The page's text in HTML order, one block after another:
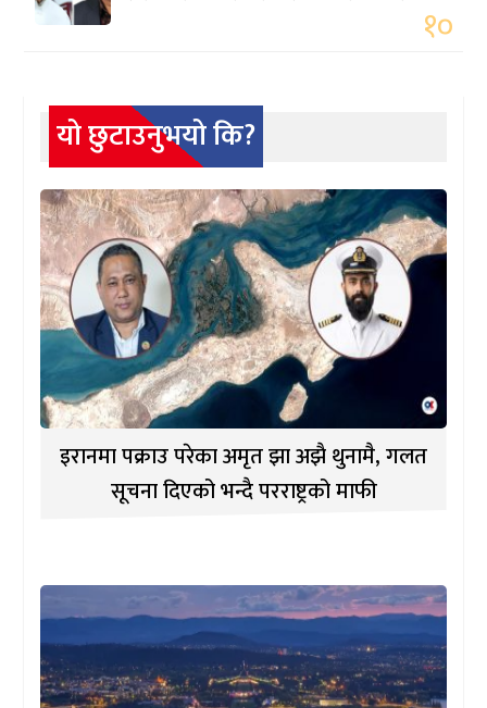
१०
यो छुटाउनुभयो कि?
इरानमा पक्राउ परेका अमृत झा अझै थुनामै, गलत
सूचना दिएको भन्दै परराष्ट्रको माफी